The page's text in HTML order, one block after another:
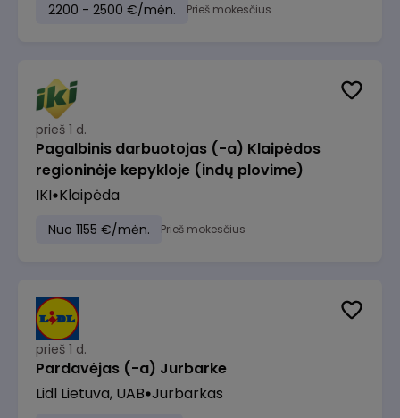
2200 - 2500 €/mėn. Prieš mokesčius
prieš 1 d.
Pagalbinis darbuotojas (-a) Klaipėdos
regioninėje kepykloje (indų plovime)
IKI Klaipėda
Nuo 1155 €/mėn. Prieš mokesčius
prieš 1 d.
Pardavėjas (-a) Jurbarke
Lidl Lietuva, UAB Jurbarkas